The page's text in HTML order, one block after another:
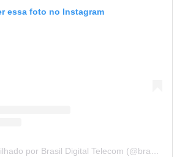
essa foto no Instagram
Um post compartilhado por Brasil Digital Telecom (@brasildigitaltelecom)